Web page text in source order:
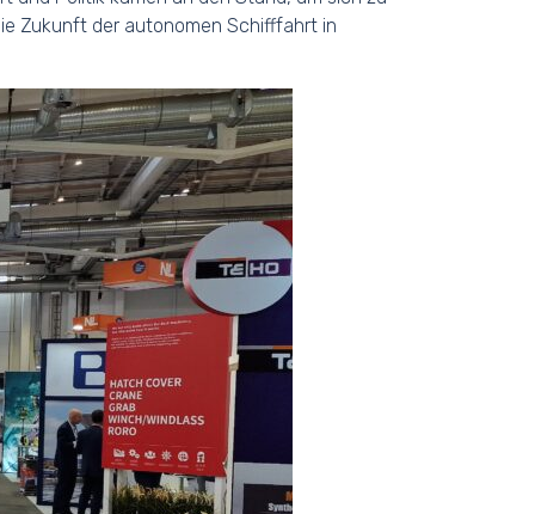
Zukunft der autonomen Schifffahrt in